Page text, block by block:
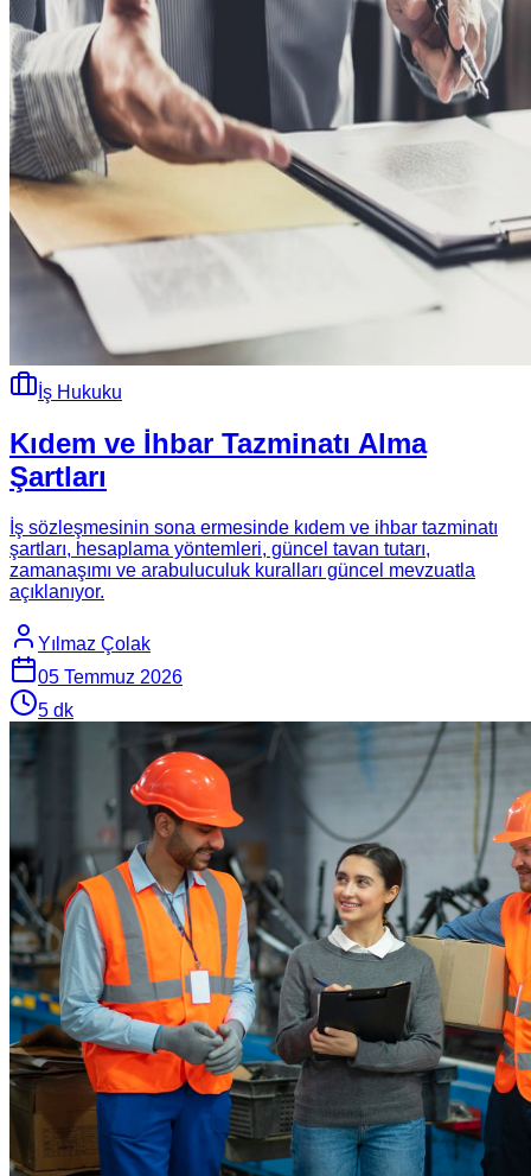
İş Hukuku
Kıdem ve İhbar Tazminatı Alma
Şartları
İş sözleşmesinin sona ermesinde kıdem ve ihbar tazminatı
şartları, hesaplama yöntemleri, güncel tavan tutarı,
zamanaşımı ve arabuluculuk kuralları güncel mevzuatla
açıklanıyor.
Yılmaz Çolak
05 Temmuz 2026
5 dk